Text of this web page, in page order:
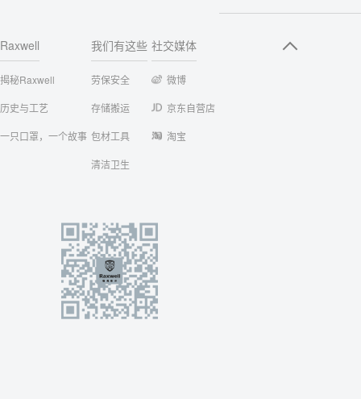
Raxwell
揭秘Raxwell
历史与工艺
一只口罩，一个故事
我们有这些
劳保安全
存储搬运
包材工具
清洁卫生
社交媒体
微博
京东自营店
淘宝